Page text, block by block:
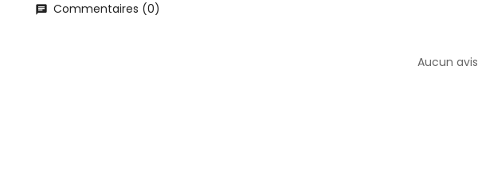
Commentaires (0)
Aucun